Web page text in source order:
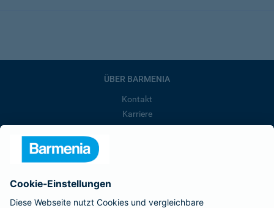
ÜBER BARMENIA
Kontakt
Karriere
Barmenia ist Teil der BarmeniaGothaer